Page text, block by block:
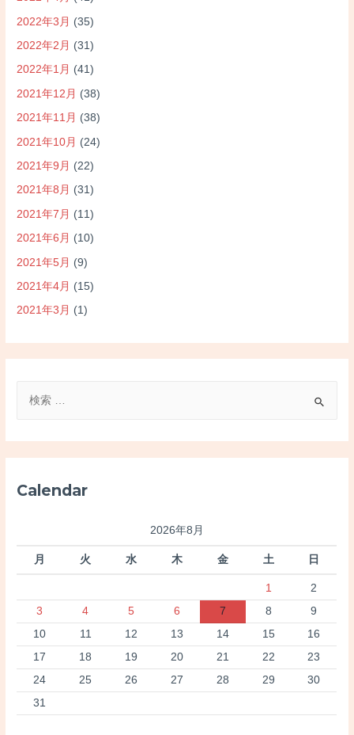
2022年3月 (35)
2022年2月 (31)
2022年1月 (41)
2021年12月 (38)
2021年11月 (38)
2021年10月 (24)
2021年9月 (22)
2021年8月 (31)
2021年7月 (11)
2021年6月 (10)
2021年5月 (9)
2021年4月 (15)
2021年3月 (1)
Calendar
2026年8月
月 火 水 木 金 土 日
1
2
3
4 5 6 7 8
9
10
11 12 13 14 15
16
17
18 19 20 21 22
23
24
25 26 27 28 29
30
31